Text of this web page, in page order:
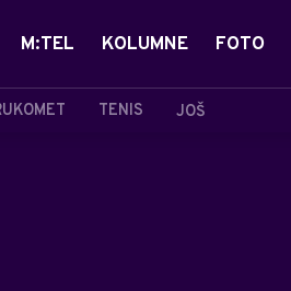
TENIS JOŠ
M:TEL KOLUMNE FOTO